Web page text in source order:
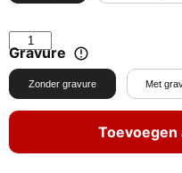
Gravure
Zonder gravure Met
Toevoegen